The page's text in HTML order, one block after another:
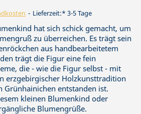
Lieferzeit:* 3-5 Tage
hat sich schick gemacht, um
zu überreichen. Es trägt sein
aus handbearbeitetem
trägt die Figur eine fein
die - wie die Figur selbst - mit
erzgebirgischer Holzkunsttradition
Grünhainichen entstanden ist.
kleinen Blumenkind oder
Blumengrüße.